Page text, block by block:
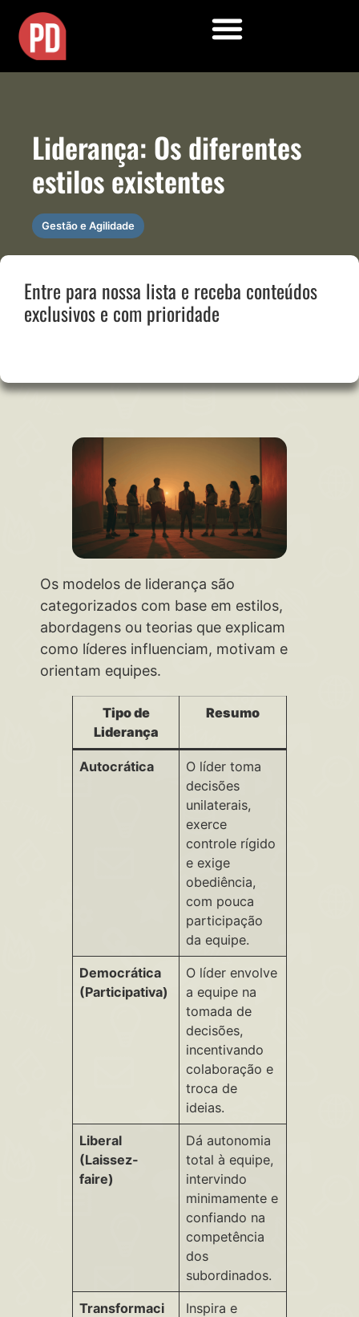
Liderança: Os diferentes
estilos existentes
Gestão e Agilidade
Entre para nossa lista e receba conteúdos
exclusivos e com prioridade
Os modelos de liderança são
categorizados com base em estilos,
abordagens ou teorias que explicam
como líderes influenciam, motivam e
orientam equipes.
Tipo de
Liderança
Resumo
Autocrática
O líder toma
decisões
unilaterais,
exerce
controle rígido
e exige
obediência,
com pouca
participação
da equipe.
Democrática
(Participativa)
O líder envolve
a equipe na
tomada de
decisões,
incentivando
colaboração e
troca de
ideias.
Liberal
(Laissez-
faire)
Dá autonomia
total à equipe,
intervindo
minimamente e
confiando na
competência
dos
subordinados.
Transformaci
Inspira e